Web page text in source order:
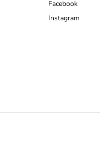
Facebook
Instagram